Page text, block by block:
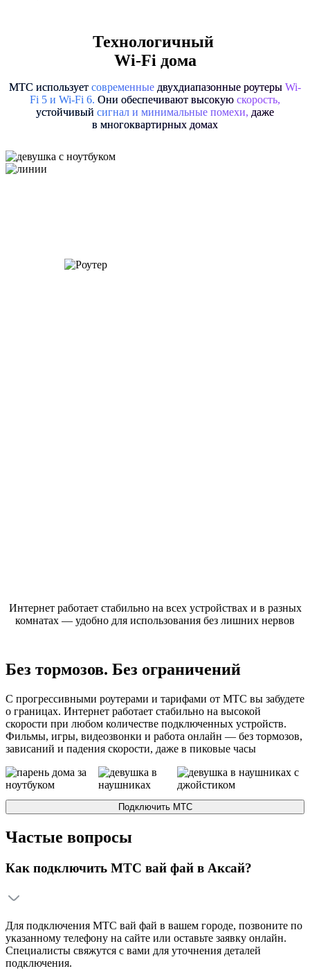
Технологичный
Wi-Fi дома
МТС использует современные двухдиапазонные роутеры Wi-
Fi 5 и Wi-Fi 6. Они обеспечивают высокую скорость,
устойчивый сигнал и минимальные помехи, даже
в многоквартирных домах
Интернет работает стабильно на всех устройствах и в разных
комнатах — удобно для использования без лишних нервов
Без тормозов. Без ограничений
С прогрессивными роутерами и тарифами от МТС вы забудете
о границах. Интернет работает стабильно на высокой
скорости при любом количестве подключенных устройств.
Фильмы, игры, видеозвонки и работа онлайн — без тормозов,
зависаний и падения скорости, даже в пиковые часы
ПодключитьМТС
Частые вопросы
Как подключить МТС вай фай в Аксай?
Для подключения МТС вай фай в вашем городе, позвоните по
указанному телефону на сайте или оставьте заявку онлайн.
Специалисты свяжутся с вами для уточнения деталей
подключения.